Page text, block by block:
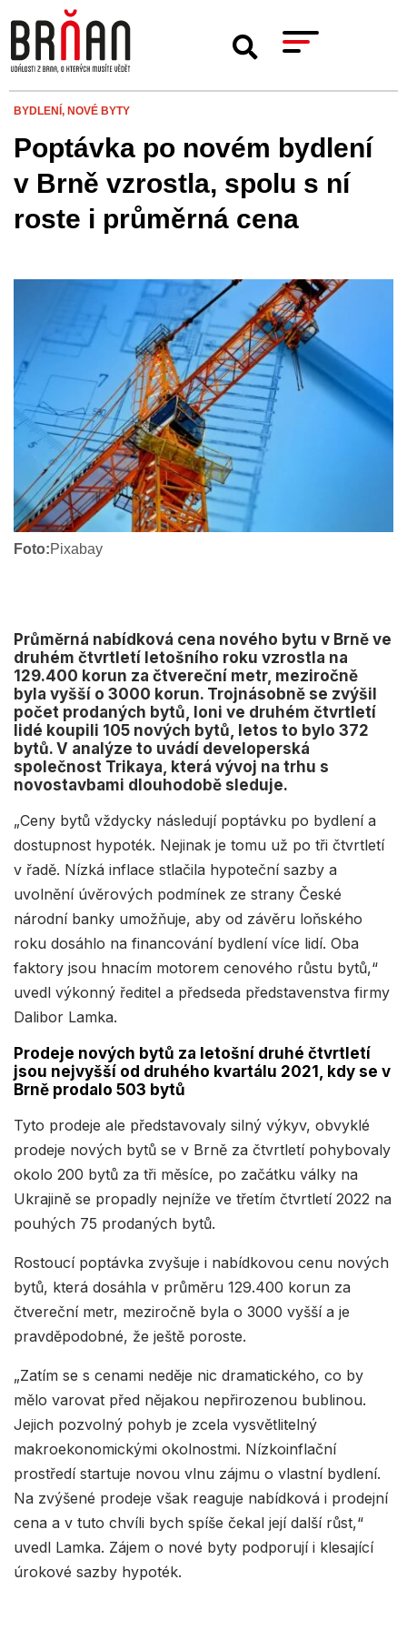
BYDLENÍ, NOVÉ BYTY
Poptávka po novém bydlení
v Brně vzrostla, spolu s ní
roste i průměrná cena
Foto:Pixabay
Průměrná nabídková cena nového bytu v Brně ve
druhém čtvrtletí letošního roku vzrostla na
129.400 korun za čtvereční metr, meziročně
byla vyšší o 3000 korun. Trojnásobně se zvýšil
počet prodaných bytů, loni ve druhém čtvrtletí
lidé koupili 105 nových bytů, letos to bylo 372
bytů. V analýze to uvádí developerská
společnost Trikaya, která vývoj na trhu s
novostavbami dlouhodobě sleduje.
„Ceny bytů vždycky následují poptávku po bydlení a
dostupnost hypoték. Nejinak je tomu už po tři čtvrtletí
v řadě. Nízká inflace stlačila hypoteční sazby a
uvolnění úvěrových podmínek ze strany České
národní banky umožňuje, aby od závěru loňského
roku dosáhlo na financování bydlení více lidí. Oba
faktory jsou hnacím motorem cenového růstu bytů,“
uvedl výkonný ředitel a předseda představenstva firmy
Dalibor Lamka.
Prodeje nových bytů za letošní druhé čtvrtletí
jsou nejvyšší od druhého kvartálu 2021, kdy se v
Brně prodalo 503 bytů
Tyto prodeje ale představovaly silný výkyv, obvyklé
prodeje nových bytů se v Brně za čtvrtletí pohybovaly
okolo 200 bytů za tři měsíce, po začátku války na
Ukrajině se propadly nejníže ve třetím čtvrtletí 2022 na
pouhých 75 prodaných bytů.
Rostoucí poptávka zvyšuje i nabídkovou cenu nových
bytů, která dosáhla v průměru 129.400 korun za
čtvereční metr, meziročně byla o 3000 vyšší a je
pravděpodobné, že ještě poroste.
„Zatím se s cenami neděje nic dramatického, co by
mělo varovat před nějakou nepřirozenou bublinou.
Jejich pozvolný pohyb je zcela vysvětlitelný
makroekonomickými okolnostmi. Nízkoinflační
prostředí startuje novou vlnu zájmu o vlastní bydlení.
Na zvýšené prodeje však reaguje nabídková i prodejní
cena a v tuto chvíli bych spíše čekal její další růst,“
uvedl Lamka. Zájem o nové byty podporují i klesající
úrokové sazby hypoték.